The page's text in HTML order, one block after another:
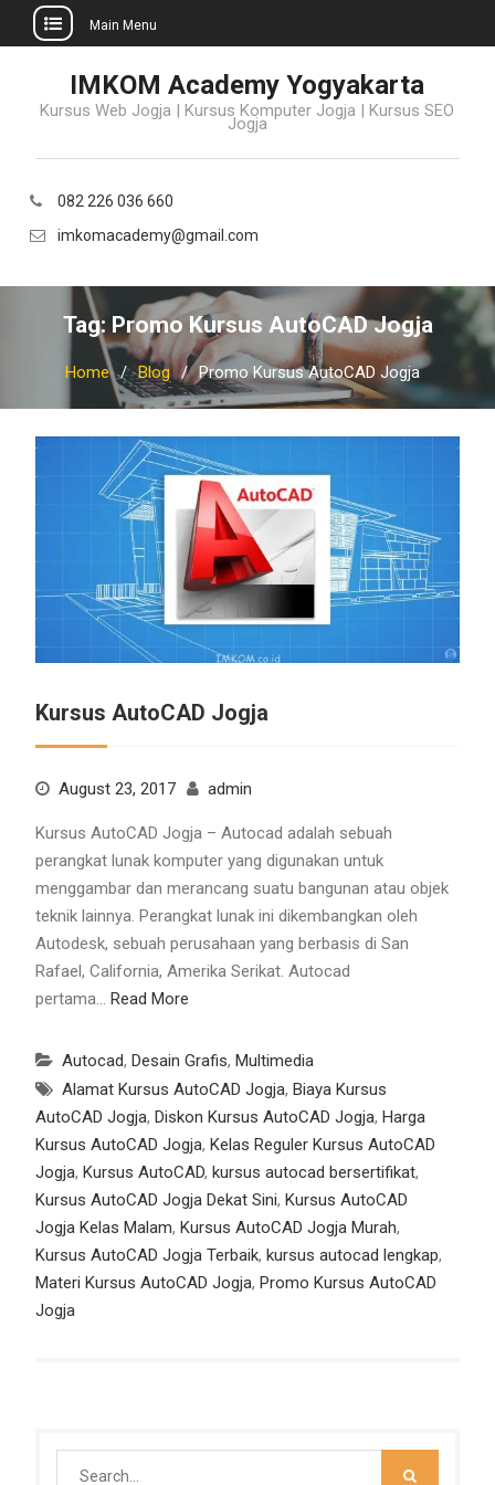
content
Main Menu
IMKOM Academy Yogyakarta
Kursus Web Jogja | Kursus Komputer Jogja | Kursus SEO
Jogja
082 226 036 660
imkomacademy@gmail.com
Tag: Promo Kursus AutoCAD Jogja
Home Blog Promo Kursus AutoCAD Jogja
Kursus AutoCAD Jogja
August 23, 2017 admin
Kursus AutoCAD Jogja – Autocad adalah sebuah
perangkat lunak komputer yang digunakan untuk
menggambar dan merancang suatu bangunan atau objek
teknik lainnya. Perangkat lunak ini dikembangkan oleh
Autodesk, sebuah perusahaan yang berbasis di San
Rafael, California, Amerika Serikat. Autocad
pertama… Read More
Autocad, Desain Grafis, Multimedia
Alamat Kursus AutoCAD Jogja, Biaya Kursus
AutoCAD Jogja, Diskon Kursus AutoCAD Jogja, Harga
Kursus AutoCAD Jogja, Kelas Reguler Kursus AutoCAD
Jogja, Kursus AutoCAD, kursus autocad bersertifikat,
Kursus AutoCAD Jogja Dekat Sini, Kursus AutoCAD
Jogja Kelas Malam, Kursus AutoCAD Jogja Murah,
Kursus AutoCAD Jogja Terbaik, kursus autocad lengkap,
Materi Kursus AutoCAD Jogja, Promo Kursus AutoCAD
Jogja